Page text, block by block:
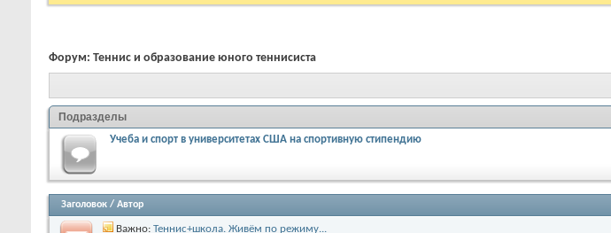
Форум: Теннис и образование юного теннисиста
Подразделы
Учеба и спорт в университетах США на спортивную стипендию
Заголовок / Автор
Важно: Теннис+школа. Живём по режиму...